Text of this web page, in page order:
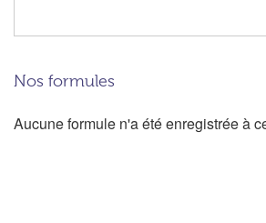
Nos formules
Aucune formule n'a été enregistrée à